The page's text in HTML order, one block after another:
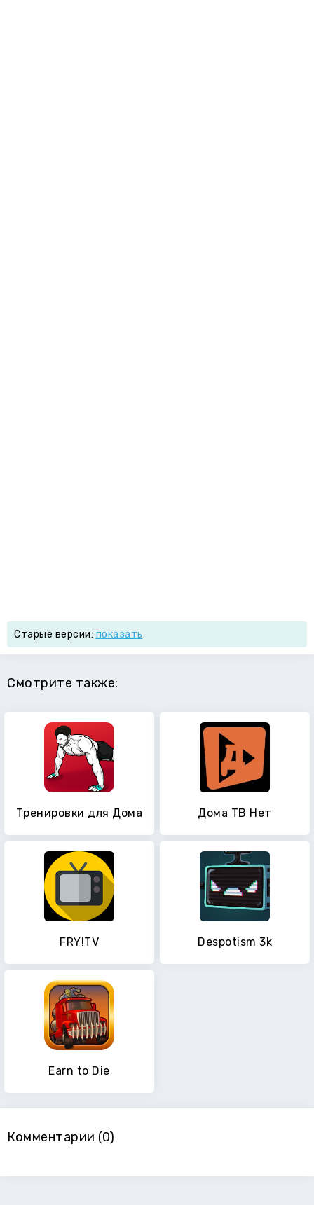
Старые версии: показать
Смотрите также:
Тренировки для Дома Дома ТВ Нет
FRY!TV Despotism 3k
Earn to Die
Комментарии (0)